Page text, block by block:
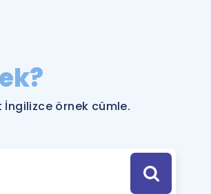
YDS ve YÖKDİL Puan Hesaplama Aracı
YDS ve YÖKDİL'e Hazırlananlar için Öneriler
Tüm ÖSYM Sınavları Tek Takvimde
örnek cümle.